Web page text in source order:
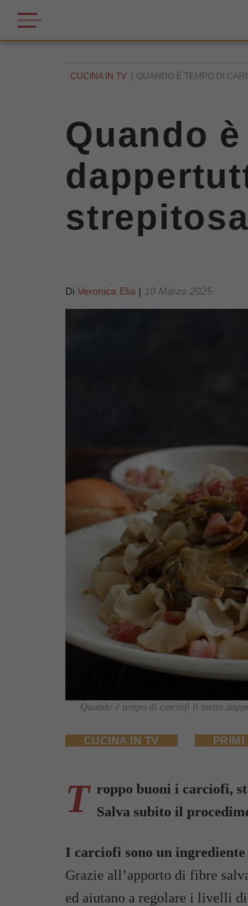
CUCINA IN TV QUANDO È TEMPO DI
Quando
strepitosa
Di Veronica Elia | 10 Marzo 2025
Quando è tempo di carciofi li metto
CUCINA IN TV PRIMI
T roppo buoni i carciofi,
Salva subito il
I carciofi sono un
Grazie all’apporto di fibre
ed aiutano a regolare i livelli